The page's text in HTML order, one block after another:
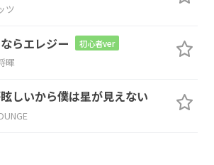
ツ
らエレジー 初心者ver
暉
しいから僕は星が見えない